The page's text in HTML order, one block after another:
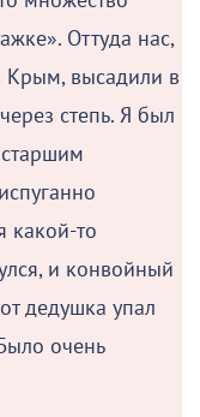
Оттуда нас,
Крым, высадили в
степь. Я был
какой-то
и конвойный
дедушка упал
очень